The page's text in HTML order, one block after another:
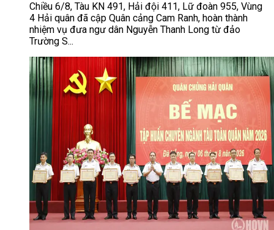
Chiều 6/8, Tàu KN 491, Hải đội 411, Lữ đoàn 955, Vùng
4 Hải quân đã cập Quân cảng Cam Ranh, hoàn thành
nhiệm vụ đưa ngư dân Nguyễn Thanh Long từ đảo
Trường S...